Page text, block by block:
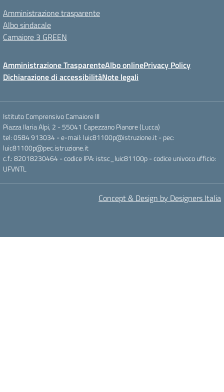
Amministrazione trasparente
Albo sindacale
Camaiore 3 GREEN
Amministrazione TrasparenteAlbo onlinePrivacy Policy
Dichiarazione di accessibilitàNote legali
Istituto Comprensivo Camaiore III
Piazza Ilaria Alpi, 2 - 55041 Capezzano Pianore (Lucca)
tel: 0584 913034 - e-mail: luic81100p@istruzione.it - pec:
luic81100p@pec.istruzione.it
c.f.: 82018230464 - codice IPA: istsc_luic81100p - codice univoco ufficio:
UFVNTL
Concept & Design by Designers Italia